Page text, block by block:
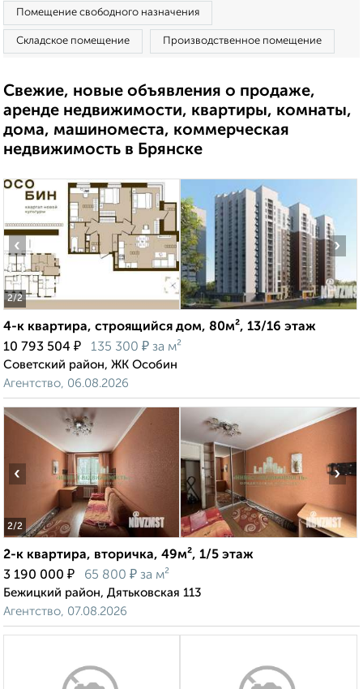
Помещение свободного назначения
Складское помещение Производственное помещение
Свежие, новые объявления о продаже,
аренде недвижимости, квартиры, комнаты,
дома, машиноместа, коммерческая
недвижимость в Брянске
2/2
‹ ›
4-к квартира, строящийся дом, 80м², 13/16 этаж
10 793 504 ₽ 135 300 ₽ за м²
Советский район, ЖК Особин
Агентство, 06.08.2026
2/2
‹ ›
2-к квартира, вторичка, 49м², 1/5 этаж
3 190 000 ₽ 65 800 ₽ за м²
Бежицкий район, Дятьковская 113
Агентство, 07.08.2026